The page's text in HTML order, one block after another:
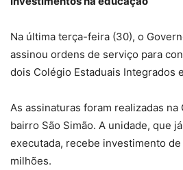
Na última terça-feira (30), o
assinou ordens de serviço para
dois Colégio Estaduais Integrados
As assinaturas foram realizadas na
bairro São Simão. A unidade, que
executada, recebe investimento
milhões.